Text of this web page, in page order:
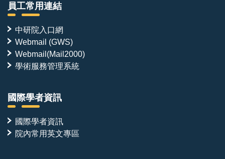
員工常用連結
中研院入口網
Webmail (GWS)
Webmail(Mail2000)
學術服務管理系統
國際學者資訊
國際學者資訊
院內常用英文專區